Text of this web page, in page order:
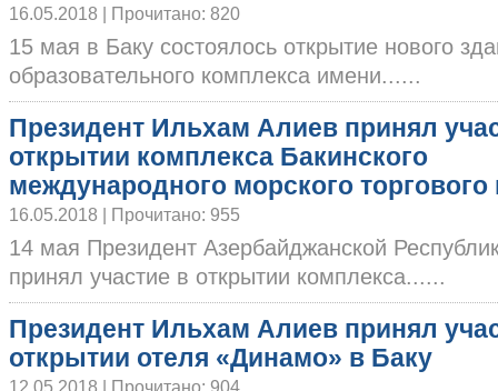
16.05.2018 | Прочитано: 820
15 мая в Баку состоялось открытие нового
образовательного комплекса имени......
Президент Ильхам Алиев принял
открытии комплекса Бакинского
международного морского торгового
16.05.2018 | Прочитано: 955
14 мая Президент Азербайджанской
принял участие в открытии комплекса......
Президент Ильхам Алиев принял
открытии отеля «Динамо» в Баку
12.05.2018 | Прочитано: 904